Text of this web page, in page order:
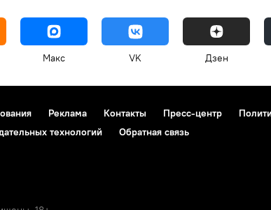
Макс VK Дзен
Реклама Контакты Пресс-центр
технологий
Обратная связь